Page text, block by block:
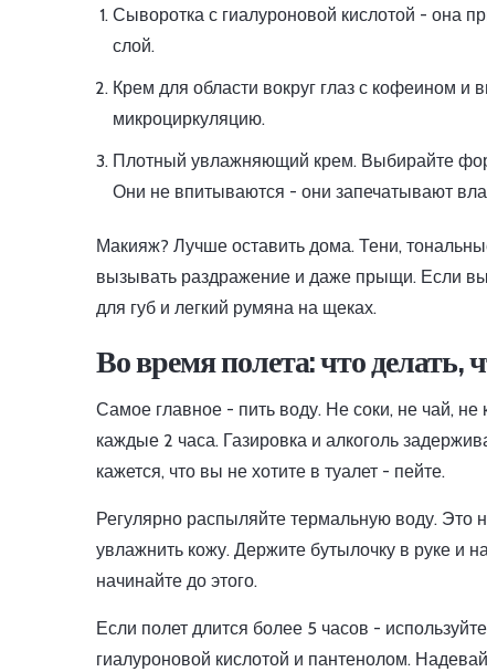
Сыворотка с гиалуроновой кислотой - она
слой.
Крем для области вокруг глаз с кофеином
микроциркуляцию.
Плотный увлажняющий крем. Выбирайте
Они не впитываются - они запечатывают
Макияж? Лучше оставить дома. Тени,
вызывать раздражение и даже прыщи. Если вы
для губ и легкий румяна на щеках.
Во время полета: что делать,
Самое главное - пить воду. Не соки, не чай,
каждые 2 часа. Газировка и алкоголь
кажется, что вы не хотите в туалет - пейте.
Регулярно распыляйте термальную воду. Это
увлажнить кожу. Держите бутылочку в руке и
начинайте до этого.
Если полет длится более 5 часов -
гиалуроновой кислотой и пантенолом.